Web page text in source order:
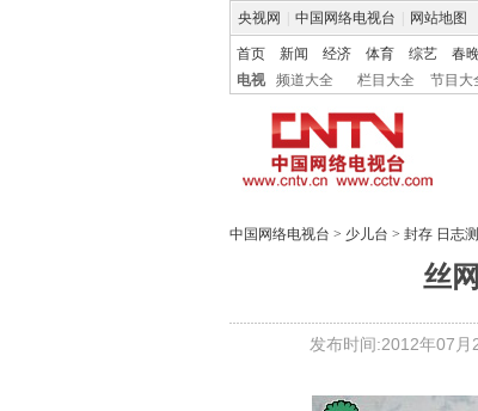
央视网 中国网络电视台 网站地图
首页 新闻 经济 体育 综艺 春
电视
频道大全 栏目大全 节目大
中国网络电视台 > 少儿台 > 封存 日志
丝
发布时间:2012年07月